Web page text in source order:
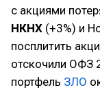
с акциями
НКНХ (+3%) и
посплитить
отскочили ОФЗ
портфель ЗЛО